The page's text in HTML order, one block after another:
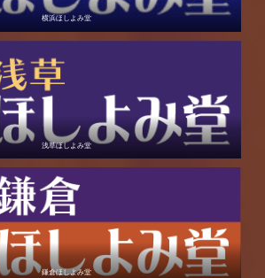
横浜ほしよみ堂
浅草ほしよみ堂
鎌倉ほしよみ堂